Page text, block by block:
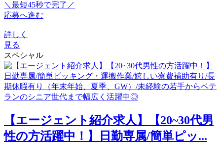
＼最短45秒で完了／
応募へ進む
詳しく
見る
スペシャル
【エージェント紹介求人】【20~30代男
性の方活躍中！】日勤専属/簡単ピッ...